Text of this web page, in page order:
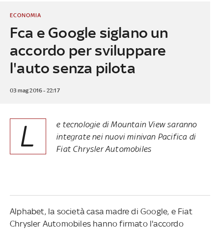
Fca e Google siglano un
accordo per sviluppare
l'auto senza pilota
ECONOMIA
03 mag 2016 - 22:17
L
e tecnologie di Mountain View saranno
integrate nei nuovi minivan Pacifica di
Fiat Chrysler Automobiles
Alphabet, la società casa madre di Google, e Fiat
Chrysler Automobiles hanno firmato l'accordo